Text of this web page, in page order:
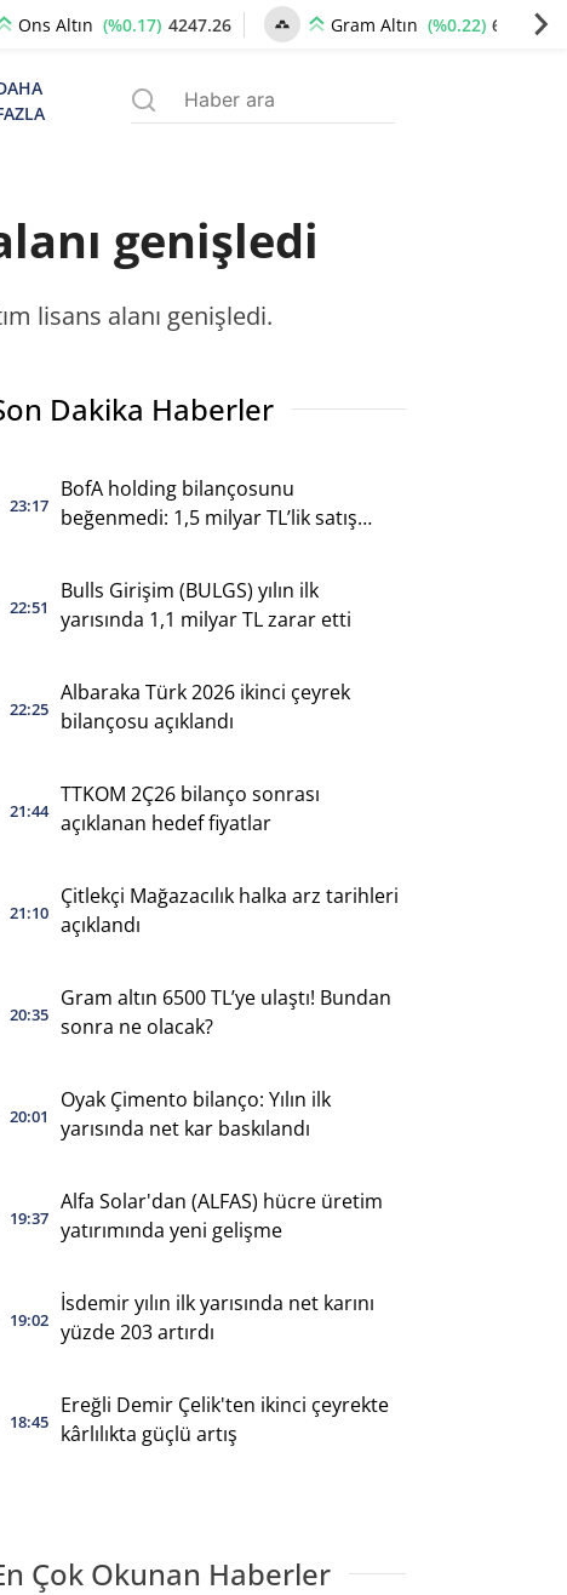
Ons Altın (%0.17) 4247.26 Gram Altın (%0.22) 6506.94
genişledi
lisans alanı genişledi.
Dakika Haberler
23:17
BofA holding bilançosunu
beğenmedi: 1,5 milyar TL’lik satış
22:51
Bulls Girişim (BULGS) yılın ilk
yarısında 1,1 milyar TL zarar etti
22:25
Albaraka Türk 2026 ikinci çeyrek
bilançosu açıklandı
21:44
TTKOM 2Ç26 bilanço sonrası
açıklanan hedef fiyatlar
21:10
Çitlekçi Mağazacılık halka arz tarihleri
açıklandı
20:35
Gram altın 6500 TL’ye ulaştı! Bundan
sonra ne olacak?
20:01
Oyak Çimento bilanço: Yılın ilk
yarısında net kar baskılandı
19:37
Alfa Solar'dan (ALFAS) hücre üretim
yatırımında yeni gelişme
19:02
İsdemir yılın ilk yarısında net karını
yüzde 203 artırdı
18:45
Ereğli Demir Çelik'ten ikinci çeyrekte
kârlılıkta güçlü artış
Çok Okunan Haberler